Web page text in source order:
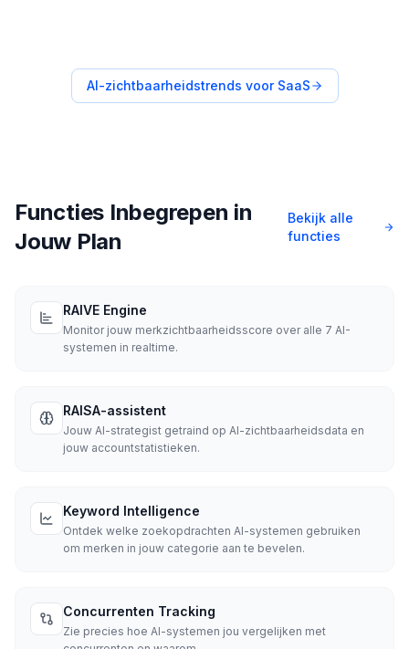
AI-zichtbaarheidstrends voor SaaS
Functies Inbegrepen in
Jouw Plan
Bekijk alle
functies
RAIVE Engine
Monitor jouw merkzichtbaarheidsscore over alle 7 AI-
systemen in realtime.
RAISA-assistent
Jouw AI-strategist getraind op AI-zichtbaarheidsdata en
jouw accountstatistieken.
Keyword Intelligence
Ontdek welke zoekopdrachten AI-systemen gebruiken
om merken in jouw categorie aan te bevelen.
Concurrenten Tracking
Zie precies hoe AI-systemen jou vergelijken met